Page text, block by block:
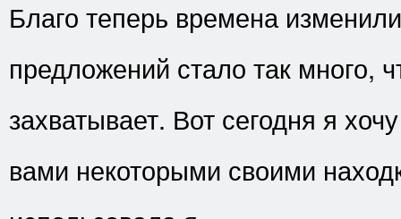
Благо теперь времена
предложений стало так много,
захватывает. Вот сегодня я
вами некоторыми своими